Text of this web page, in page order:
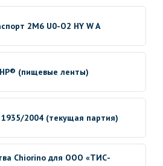
2M6 U0-O2 HY W A
(пищевые ленты)
1935/2004 (текущая партия)
Chiorino для ООО «ТИС-